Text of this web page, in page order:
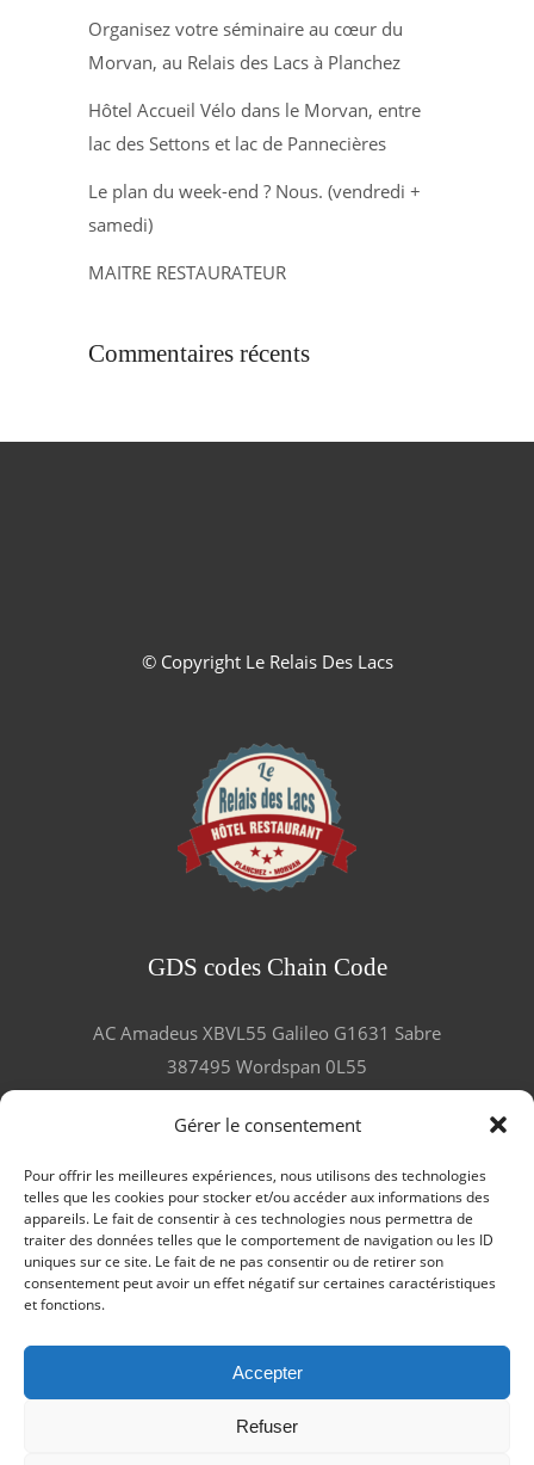
Gérer le consentement
Pour offrir les meilleures expériences, nous utilisons des technologies
telles que les cookies pour stocker et/ou accéder aux informations des
appareils. Le fait de consentir à ces technologies nous permettra de
traiter des données telles que le comportement de navigation ou les ID
uniques sur ce site. Le fait de ne pas consentir ou de retirer son
consentement peut avoir un effet négatif sur certaines caractéristiques
et fonctions.
Accepter
Refuser
Organisez votre séminaire au cœur du
Morvan, au Relais des Lacs à Planchez
Hôtel Accueil Vélo dans le Morvan, entre
lac des Settons et lac de Pannecières
Le plan du week-end ? Nous. (vendredi +
samedi)
MAITRE RESTAURATEUR
Commentaires récents
© Copyright Le Relais Des Lacs
GDS codes Chain Code
AC Amadeus XBVL55 Galileo G1631 Sabre
387495 Wordspan 0L55
LES GOURMANDS ET VOYAGEURS
TÉMOIGNENT !
SERVICES
F.A.Q
LA FOIRE AUX QUESTIONS
MENTIONS